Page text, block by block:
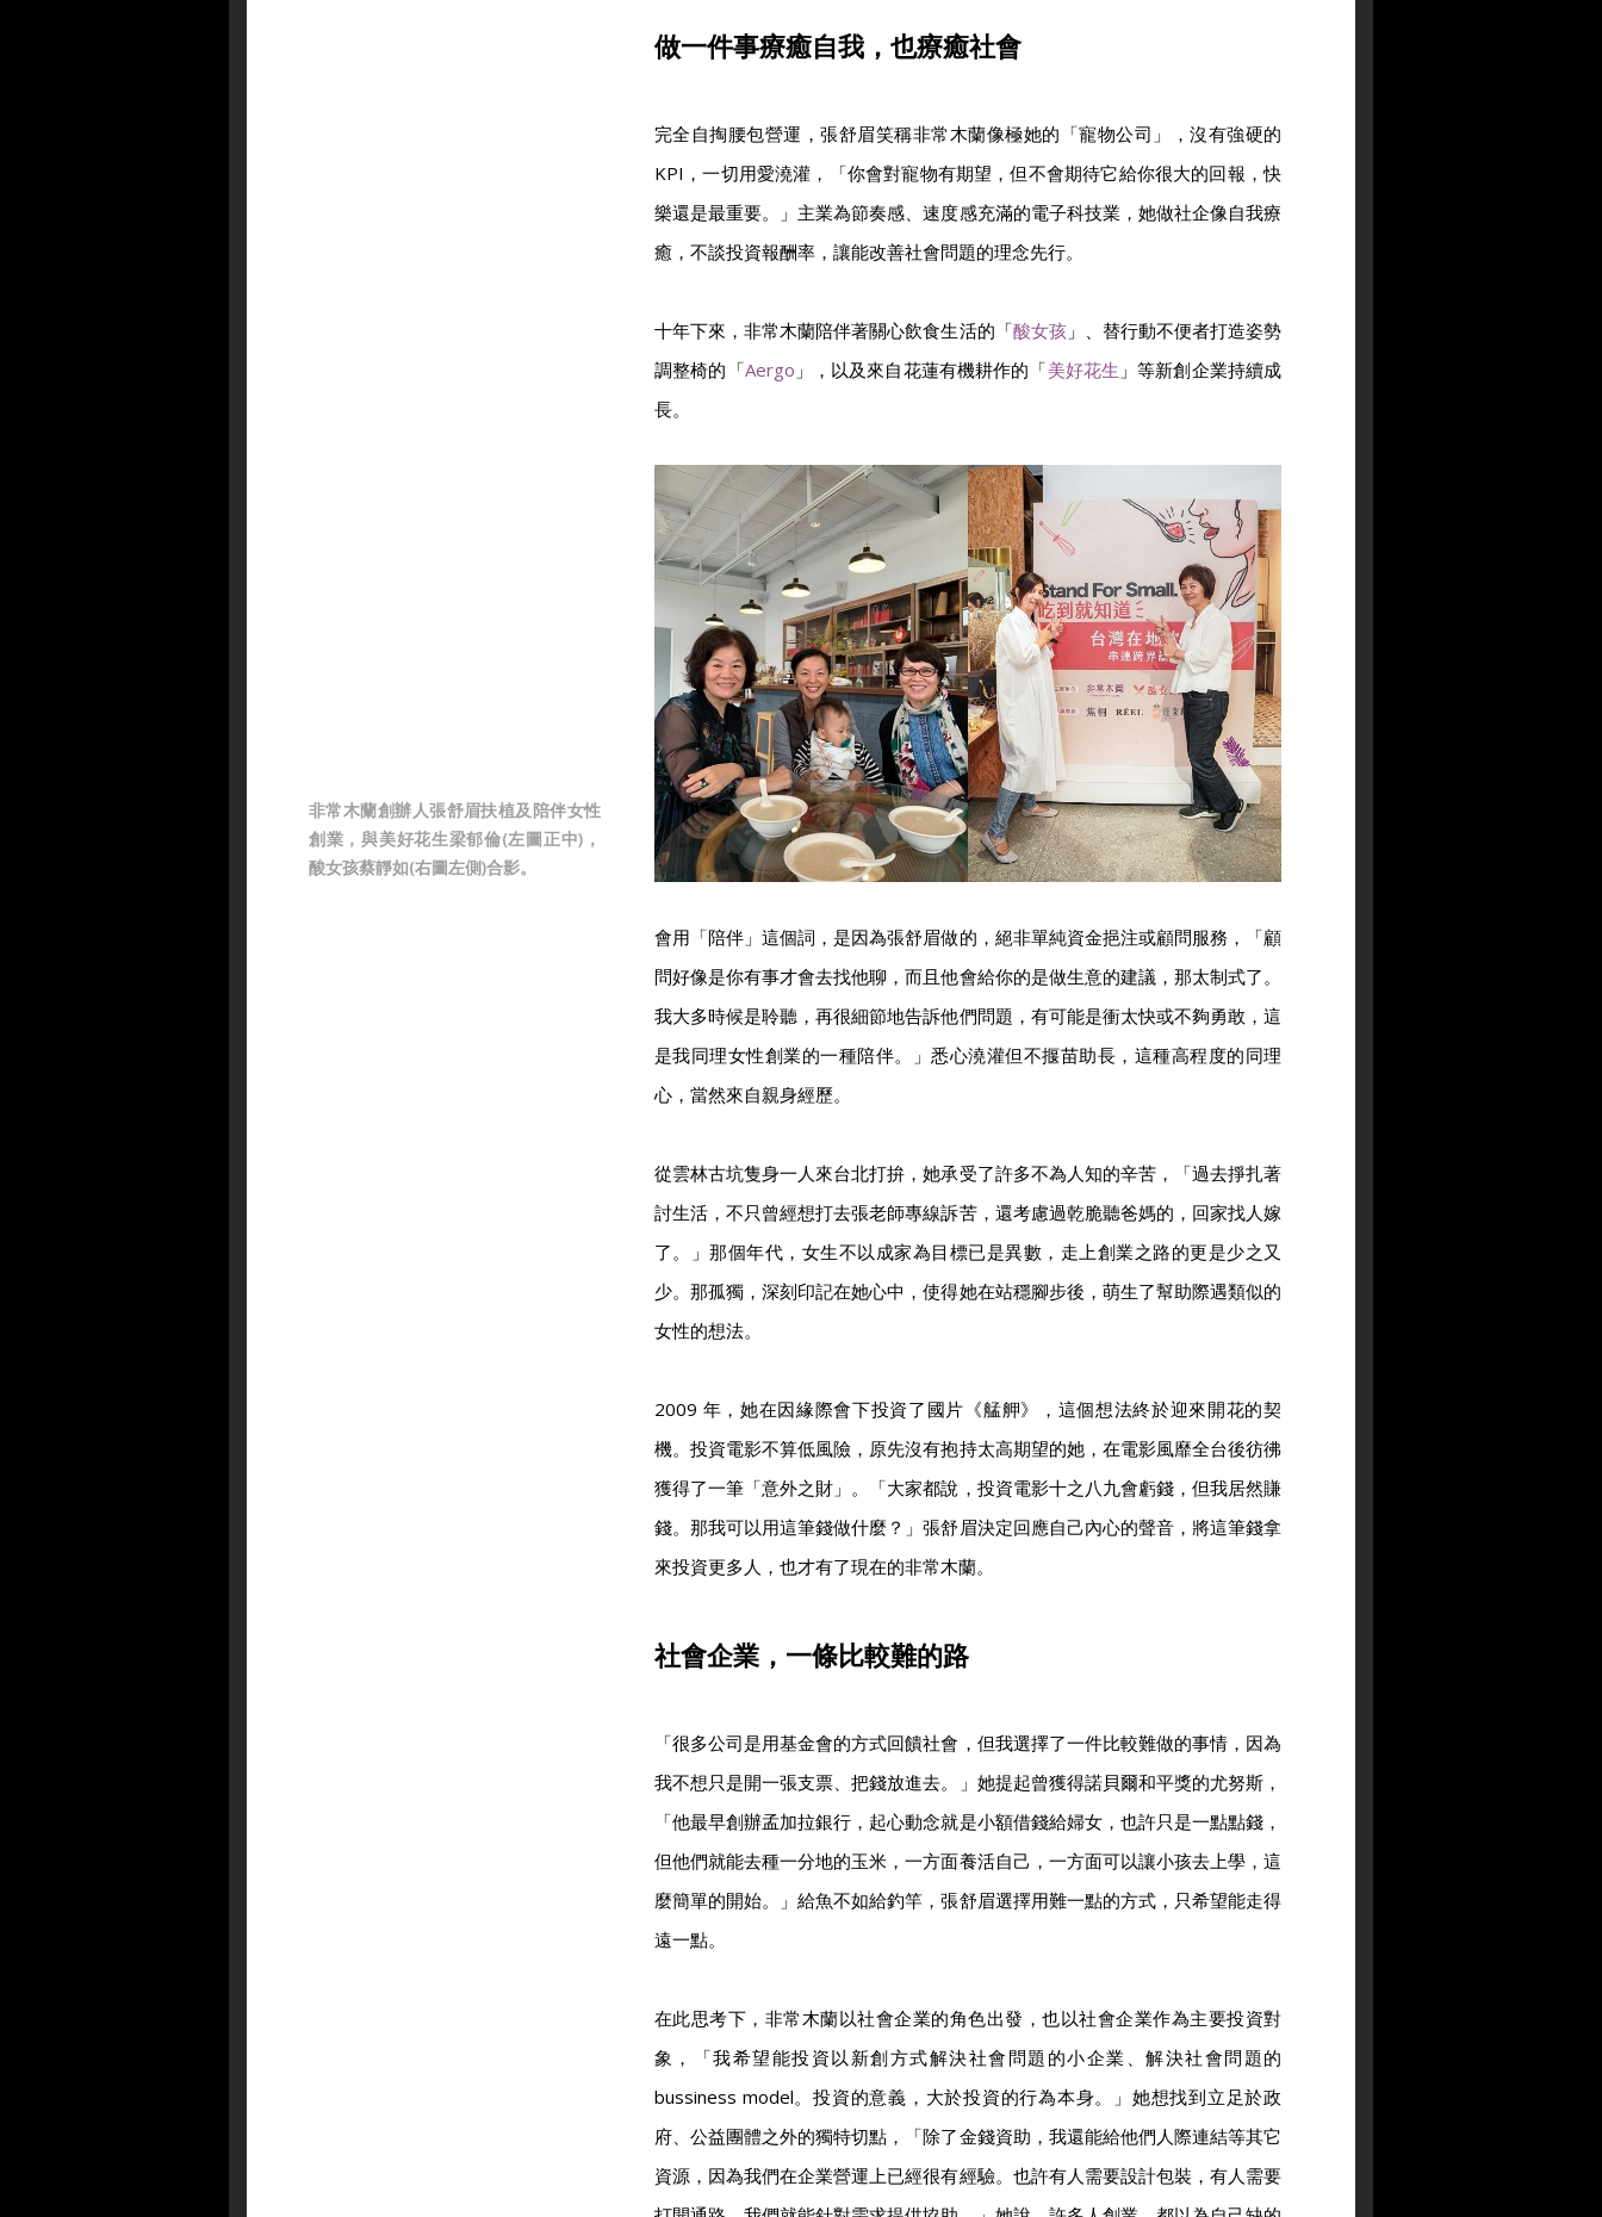
做一件事療癒自我，也療癒社會
完全自掏腰包營運，張舒眉笑稱非常木蘭像極她的「寵物公司」，沒有強硬的
KPI，一切用愛澆灌，「你會對寵物有期望，但不會期待它給你很大的回報，快
樂還是最重要。」主業為節奏感、速度感充滿的電子科技業，她做社企像自我療
癒，不談投資報酬率，讓能改善社會問題的理念先行。
十年下來，非常木蘭陪伴著關心飲食生活的「酸女孩」、替行動不便者打造姿勢
調整椅的「Aergo 」，以及來自花蓮有機耕作的「美好花生 」等新創企業持續成
長。
非常木蘭創辦人張舒眉扶植及陪伴女性
創業，與美好花生梁郁倫(左圖正中)，
酸女孩蔡靜如(右圖左側)合影。
會用「陪伴」這個詞，是因為張舒眉做的，絕非單純資金挹注或顧問服務，「顧
問好像是你有事才會去找他聊，而且他會給你的是做生意的建議，那太制式了。
我大多時候是聆聽，再很細節地告訴他們問題，有可能是衝太快或不夠勇敢，這
是我同理女性創業的一種陪伴。」悉心澆灌但不揠苗助長，這種高程度的同理
心，當然來自親身經歷。
從雲林古坑隻身一人來台北打拚，她承受了許多不為人知的辛苦，「過去掙扎著
討生活，不只曾經想打去張老師專線訴苦，還考慮過乾脆聽爸媽的，回家找人嫁
了。」那個年代，女生不以成家為目標已是異數，走上創業之路的更是少之又
少。那孤獨，深刻印記在她心中，使得她在站穩腳步後，萌生了幫助際遇類似的
女性的想法。
2009 年，她在因緣際會下投資了國片《艋舺》，這個想法終於迎來開花的契
機。投資電影不算低風險，原先沒有抱持太高期望的她，在電影風靡全台後彷彿
獲得了一筆「意外之財」。「大家都說，投資電影十之八九會虧錢，但我居然賺
錢。那我可以用這筆錢做什麼？」張舒眉決定回應自己內心的聲音，將這筆錢拿
來投資更多人，也才有了現在的非常木蘭。
社會企業，一條比較難的路
「很多公司是用基金會的方式回饋社會，但我選擇了一件比較難做的事情，因為
我不想只是開一張支票、把錢放進去。」她提起曾獲得諾貝爾和平獎的尤努斯，
「他最早創辦孟加拉銀行，起心動念就是小額借錢給婦女，也許只是一點點錢，
但他們就能去種一分地的玉米，一方面養活自己，一方面可以讓小孩去上學，這
麼簡單的開始。」給魚不如給釣竿，張舒眉選擇用難一點的方式，只希望能走得
遠一點。
在此思考下，非常木蘭以社會企業的角色出發，也以社會企業作為主要投資對
象，「我希望能投資以新創方式解決社會問題的小企業、解決社會問題的
bussiness model。投資的意義，大於投資的行為本身。」她想找到立足於政
府、公益團體之外的獨特切點，「除了金錢資助，我還能給他們人際連結等其它
資源，因為我們在企業營運上已經很有經驗。也許有人需要設計包裝，有人需要